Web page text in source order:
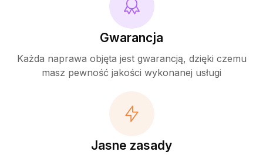
Gwarancja
Każda naprawa objęta jest gwarancją, dzięki czemu
masz pewność jakości wykonanej usługi
Jasne zasady